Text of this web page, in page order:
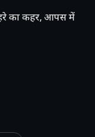
का कहर, आपस में